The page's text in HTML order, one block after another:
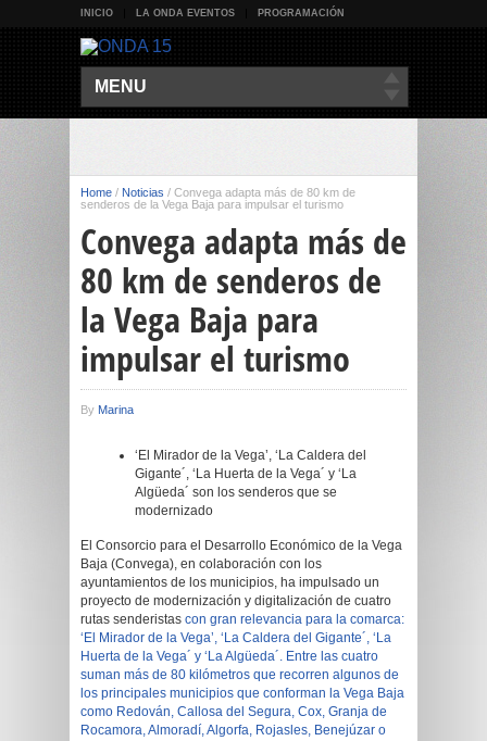
INICIO LA ONDA EVENTOS PROGRAMACIÓN
MENU
Home / Noticias / Convega adapta más de 80 km de
senderos de la Vega Baja para impulsar el turismo
Convega adapta más de
80 km de senderos de
la Vega Baja para
impulsar el turismo
By Marina
‘El Mirador de la Vega’, ‘La Caldera del
Gigante´, ‘La Huerta de la Vega´ y ‘La
Algüeda´ son los senderos que se
modernizado
El Consorcio para el Desarrollo Económico de la Vega
Baja (Convega), en colaboración con los
ayuntamientos de los municipios, ha impulsado un
proyecto de modernización y digitalización de cuatro
rutas senderistas con gran relevancia para la comarca:
‘El Mirador de la Vega’, ‘La Caldera del Gigante´, ‘La
Huerta de la Vega´ y ‘La Algüeda´. Entre las cuatro
suman más de 80 kilómetros que recorren algunos de
los principales municipios que conforman la Vega Baja
como Redován, Callosa del Segura, Cox, Granja de
Rocamora, Almoradí, Algorfa, Rojasles, Benejúzar o